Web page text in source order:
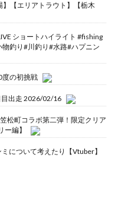
【エリアトラウト】【栃木
ショートハイライト #fishing
釣り#川釣り#水路#ハプニン
度の初挑戦
出走 2026/02/16
松町コラボ第二弾！限定クリア
編】
について考えたり【Vtuber】